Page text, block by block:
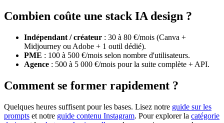
Combien coûte une stack IA design ?
Indépendant / créateur : 30 à 80 €/mois (Canva +
Midjourney ou Adobe + 1 outil dédié).
PME : 100 à 500 €/mois selon nombre d'utilisateurs.
Agence : 500 à 5 000 €/mois pour la suite complète + API.
Comment se former rapidement ?
Quelques heures suffisent pour les bases. Lisez notre guide sur les
prompts et notre guide contenu Instagram. Pour explorer la catégorie